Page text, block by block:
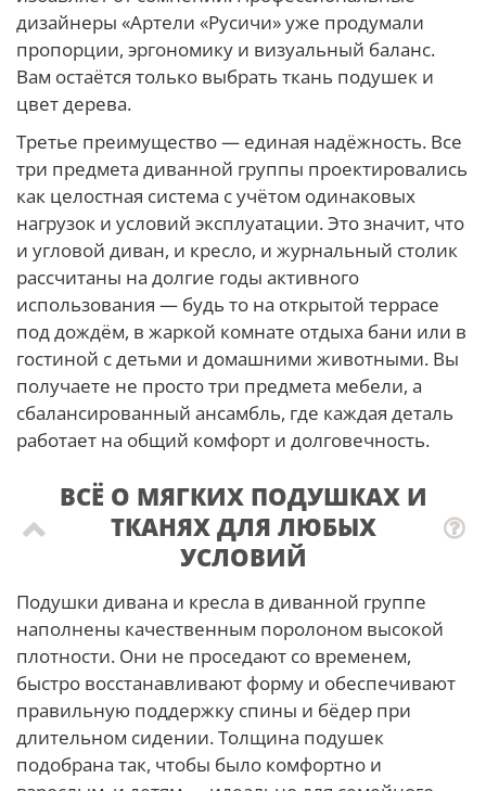
дизайнеры «Артели «Русичи» уже продумали
пропорции, эргономику и визуальный баланс.
Вам остаётся только выбрать ткань подушек и
цвет дерева.
Третье преимущество — единая надёжность. Все
три предмета диванной группы проектировались
как целостная система с учётом одинаковых
нагрузок и условий эксплуатации. Это значит, что
и угловой диван, и кресло, и журнальный столик
рассчитаны на долгие годы активного
использования — будь то на открытой террасе
под дождём, в жаркой комнате отдыха бани или в
гостиной с детьми и домашними животными. Вы
получаете не просто три предмета мебели, а
сбалансированный ансамбль, где каждая деталь
работает на общий комфорт и долговечность.
ВСЁ О МЯГКИХ ПОДУШКАХ И
ТКАНЯХ ДЛЯ ЛЮБЫХ
УСЛОВИЙ
Подушки дивана и кресла в диванной группе
наполнены качественным поролоном высокой
плотности. Они не проседают со временем,
быстро восстанавливают форму и обеспечивают
правильную поддержку спины и бёдер при
длительном сидении. Толщина подушек
подобрана так, чтобы было комфортно и